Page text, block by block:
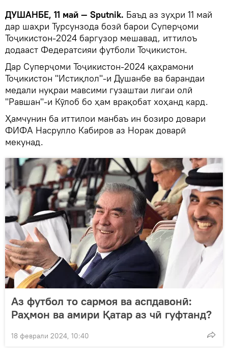
ДУШАНБЕ, 11 май — Sputnik. Баъд аз зуҳри 11 май
дар шаҳри Турсунзода бозӣ барои Суперҷоми
Тоҷикистон-2024 баргузор мешавад, иттилоъ
додааст Федератсияи футболи Тоҷикистон.
Дар Суперҷоми Тоҷикистон-2024 қаҳрамони
Тоҷикистон "Истиқлол"-и Душанбе ва барандаи
медали нуқраи мавсими гузаштаи лигаи олӣ
"Равшан"-и Кӯлоб бо ҳам врақобат хоҳанд кард.
Ҳамчунин ба иттилои манбаъ ин бозиро довари
ФИФА Насрулло Кабиров аз Норак доварӣ
мекунад.
Аз футбол то сармоя ва аспдавонӣ:
Раҳмон ва амири Қатар аз чӣ гуфтанд?
18 феврали 2024, 10:40